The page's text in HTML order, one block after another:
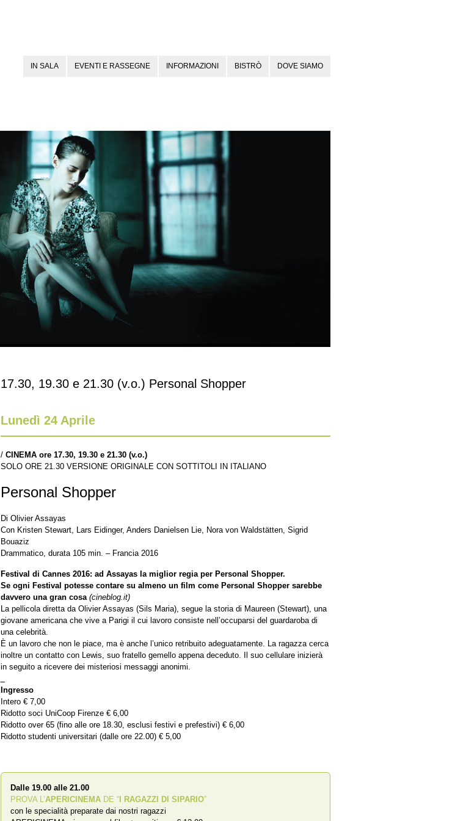
IN SALA EVENTI E RASSEGNE INFORMAZIONI BISTRÒ DOVE SIAMO
17.30, 19.30 e 21.30 (v.o.) Personal Shopper
Lunedì 24 Aprile
/ CINEMA ore 17.30, 19.30 e 21.30 (v.o.)
SOLO ORE 21.30 VERSIONE ORIGINALE CON SOTTITOLI IN ITALIANO
Personal Shopper
Di Olivier Assayas
Con Kristen Stewart, Lars Eidinger, Anders Danielsen Lie, Nora von Waldstätten, Sigrid
Bouaziz
Drammatico, durata 105 min. – Francia 2016
Festival di Cannes 2016: ad Assayas la miglior regia per Personal Shopper.
Se ogni Festival potesse contare su almeno un film come Personal Shopper sarebbe
davvero una gran cosa(cineblog.it)
La pellicola diretta da Olivier Assayas (Sils Maria), segue la storia di Maureen (Stewart), una
giovane americana che vive a Parigi il cui lavoro consiste nell’occuparsi del guardaroba di
una celebrità.
È un lavoro che non le piace, ma è anche l’unico retribuito adeguatamente. La ragazza cerca
inoltre un contatto con Lewis, suo fratello gemello appena deceduto. Il suo cellulare inizierà
in seguito a ricevere dei misteriosi messaggi anonimi.
Ingresso
Intero € 7,00
Ridotto soci UniCoop Firenze € 6,00
Ridotto over 65 (fino alle ore 18.30, esclusi festivi e prefestivi) € 6,00
Ridotto studenti universitari (dalle ore 22.00) € 5,00
Dalle 19.00 alle 21.00
PROVA L’APERICINEMA DE “ I RAGAZZI DI SIPARIO”
con le specialità preparate dai nostri ragazzi